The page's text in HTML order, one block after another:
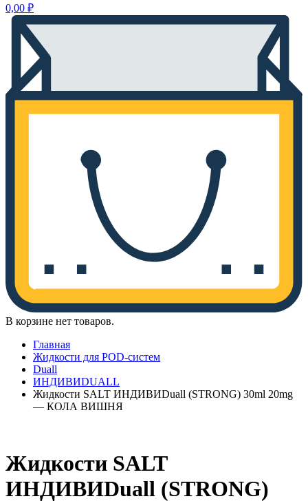
0,00 ₽
В корзине нет товаров.
Главная
Жидкости для POD-систем
Duall
ИНДИВИDUALL
Жидкости SALT ИНДИВИDuall (STRONG) 30ml 20mg
— КОЛА ВИШНЯ
Жидкости SALT
ИНДИВИDuall (STRONG)